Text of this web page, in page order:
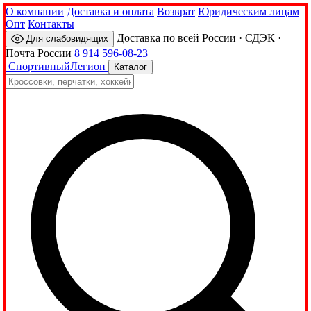
О компании Доставка и оплата Возврат Юридическим лицам
Опт Контакты
Для слабовидящих
Доставка по всей России · СДЭК ·
Почта России 8 914 596-08-23
СпортивныйЛегион Каталог